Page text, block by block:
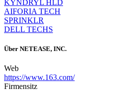
KYNDRYL HLD
AIFORIA TECH
SPRINKLR
DELL TECHS
Über NETEASE, INC.
Web
https://www.163.com/
Firmensitz